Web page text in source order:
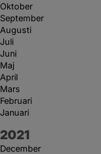
Oktober
September
Augusti
Juli
Juni
Maj
April
Mars
Februari
Januari
År:
2021
December